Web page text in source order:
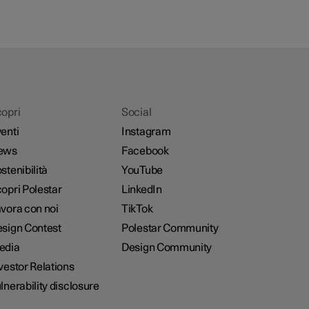
Polestar
con noi
Contest
Relations
disclosure
Social
Instagram
Facebook
YouTube
LinkedIn
TikTok
Polestar Community
Design Community